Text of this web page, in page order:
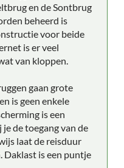
en de Sontbrug
beheerd is
voor beide
is er veel
van kloppen.
gaan grote
is geen enkele
is een
de toegang van de
laat de reisduur
Daklast is een puntje